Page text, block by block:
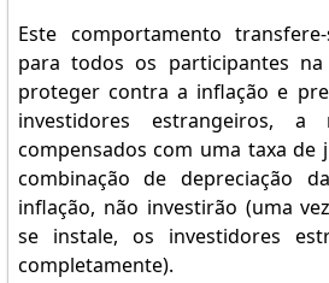
Este comportamento
para todos os participantes
proteger contra a inflação e
investidores estrangeiros, a
compensados com uma taxa de
combinação de depreciação
inflação, não investirão (uma
se instale, os investidores
completamente).